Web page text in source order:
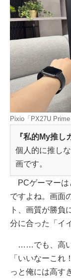
Pixio「PX27U Prime
『私的My推し
個人的に推し
画です。
PCゲーマーは
ですよね。画面
ト、画質が勝負
分に合った「イ
……でも、高い
「いいなーこれ
っと俺には高す